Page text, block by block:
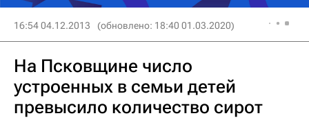
16:54 04.12.2013 (обновлено: 18:40 01.03.2020)
На Псковщине число
устроенных в семьи детей
превысило количество сирот